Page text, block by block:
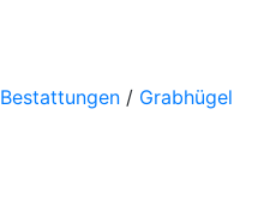
Bestattungen / Grabhügel